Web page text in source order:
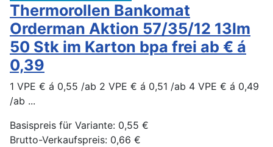
Thermorollen Bankomat
Orderman Aktion 57/35/12 13lm
50 Stk im Karton bpa frei ab € á
0,39
1 VPE € á 0,55 /ab 2 VPE € á 0,51 /ab 4 VPE € á 0,49
/ab ...
Basispreis für Variante: 0,55 €
Brutto-Verkaufspreis: 0,66 €